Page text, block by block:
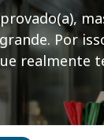
Por
realmente
no concurso